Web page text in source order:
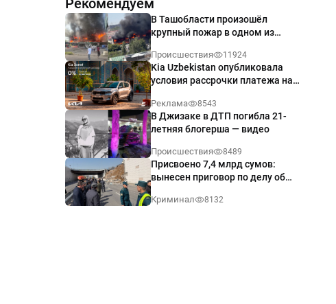
Рекомендуем
В Ташобласти произошёл
крупный пожар в одном из
Происшествия 11924
Kia Uzbekistan опубликовала
условия рассрочки платежа на
годовых
Реклама 8543
В Джизаке в ДТП погибла 21-
летняя блогерша — видео
Происшествия 8489
Присвоено 7,4 млрд сумов:
вынесен приговор по делу об
Ташкенте
Криминал 8132